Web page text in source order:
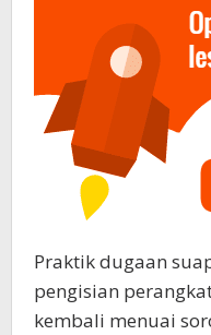
Praktik dugaan
pengisian
kembali menuai